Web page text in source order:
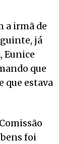
a irmã de
já
Eunice
que
que estava
foi